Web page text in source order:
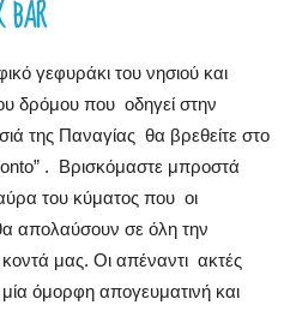
BAR
γεφυράκι του νησιού και
δρόμου που οδηγεί στην
της Παναγίας θα βρεθείτε στο
. Βρισκόμαστε μπροστά
του κύματος που οι
απολαύσουν σε όλη την
μας. Οι απέναντι ακτές
όμορφη απογευματινή και